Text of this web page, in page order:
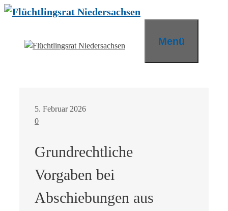
Zum
Menü
5. Februar 2026
0
Grundrechtliche
Vorgaben bei
Abschiebungen aus